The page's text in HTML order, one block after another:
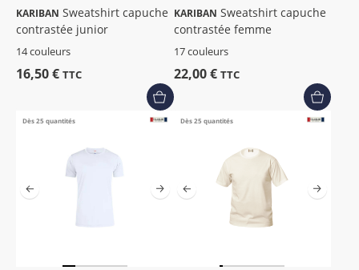
KARIBAN
contrastée junior
14 couleurs
16,50 € TTC
KARIBAN
contrastée femme
17 couleurs
22,00 € TTC
Dès 25 quantités Dès 25 quantités